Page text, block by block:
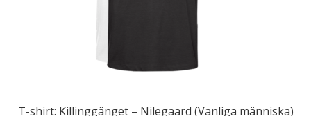
T-shirt: Killinggänget – Nilegaard (Vanliga människa)